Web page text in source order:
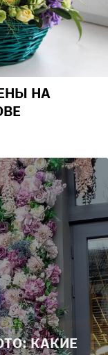
НА
КАКИЕ